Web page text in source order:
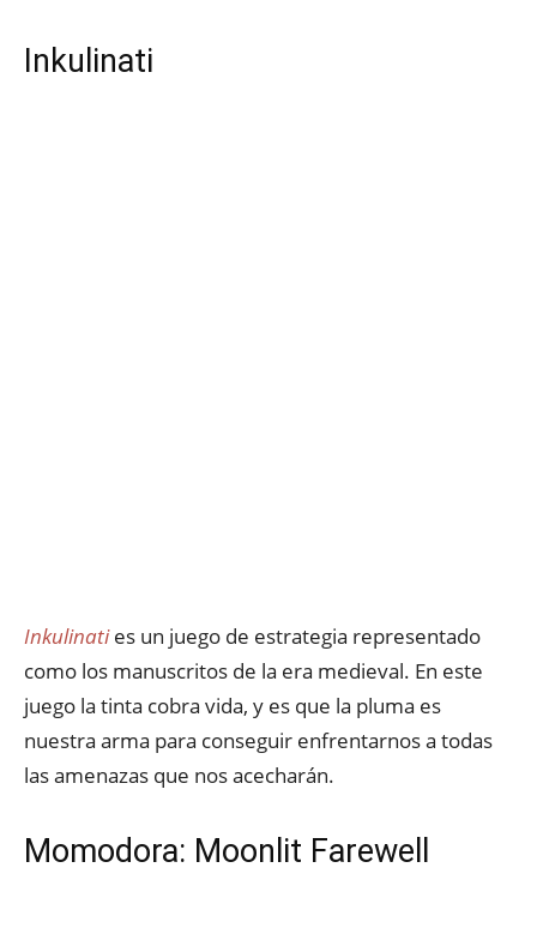
Inkulinati
Inkulinaties un juego de estrategia representado
como los manuscritos de la era medieval. En este
juego la tinta cobra vida, y es que la pluma es
nuestra arma para conseguir enfrentarnos a todas
las amenazas que nos acecharán.
Momodora: Moonlit Farewell